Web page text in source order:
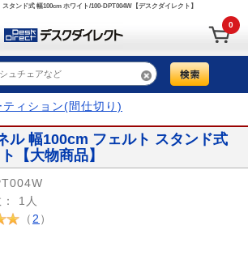
タンド式 幅100cm ホワイト/100-DPT004W【デスクダイレクト】
0
ティション(間仕切り)
ル 幅100cm フェルト スタンド式
【大物商品】
1人
（ 2 ）